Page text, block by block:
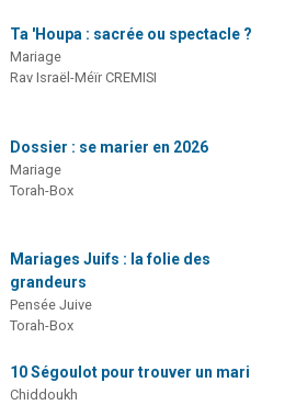
Ta 'Houpa : sacrée ou spectacle ?
Mariage
Rav Israël-Méïr CREMISI
Dossier : se marier en 2026
Mariage
Torah-Box
Mariages Juifs : la folie des
grandeurs
Pensée Juive
Torah-Box
10 Ségoulot pour trouver un mari
Chiddoukh